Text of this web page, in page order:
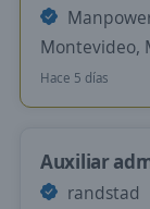
Montevideo,
Hace 5 días
Auxiliar
randstad